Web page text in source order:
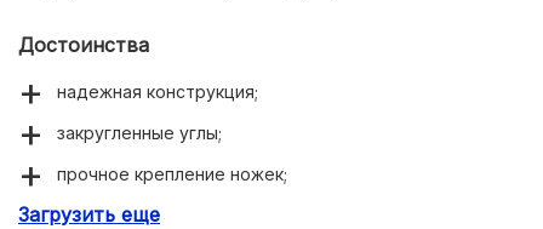
Достоинства
надежная конструкция;
закругленные углы;
прочное крепление ножек;
быстрая регулировка высоты;
Загрузить еще